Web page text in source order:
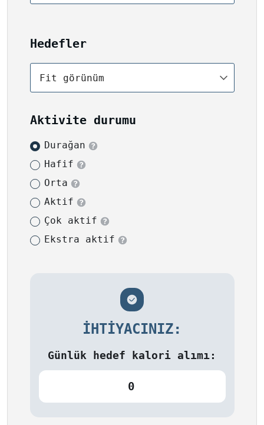
Hedefler
Fit görünüm
Aktivite durumu
Durağan
Hafif
Orta
Aktif
Çok aktif
Ekstra aktif
İHTIYACINIZ:
Günlük hedef kalori alımı:
0